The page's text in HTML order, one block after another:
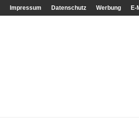
Impressum Datenschutz Werbung E-